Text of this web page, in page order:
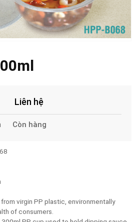
Liên hệ
Còn hàng
virgin PP plastic, environmentally
of consumers.